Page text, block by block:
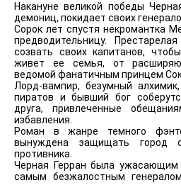
Накануне великой победы
демониц, покидает своих
Сорок лет спустя некромантка
предводительницу.
созвать своих капитанов,
живет ее семья, от
ведомой фанатичным принцем
Лорд-вампир, безумный
пиратов и бывший бог
друга, привлеченные
избавления.
Роман в жанре темного
вынуждена защищать город
противника.
Черная Герран была
самым безжалостным